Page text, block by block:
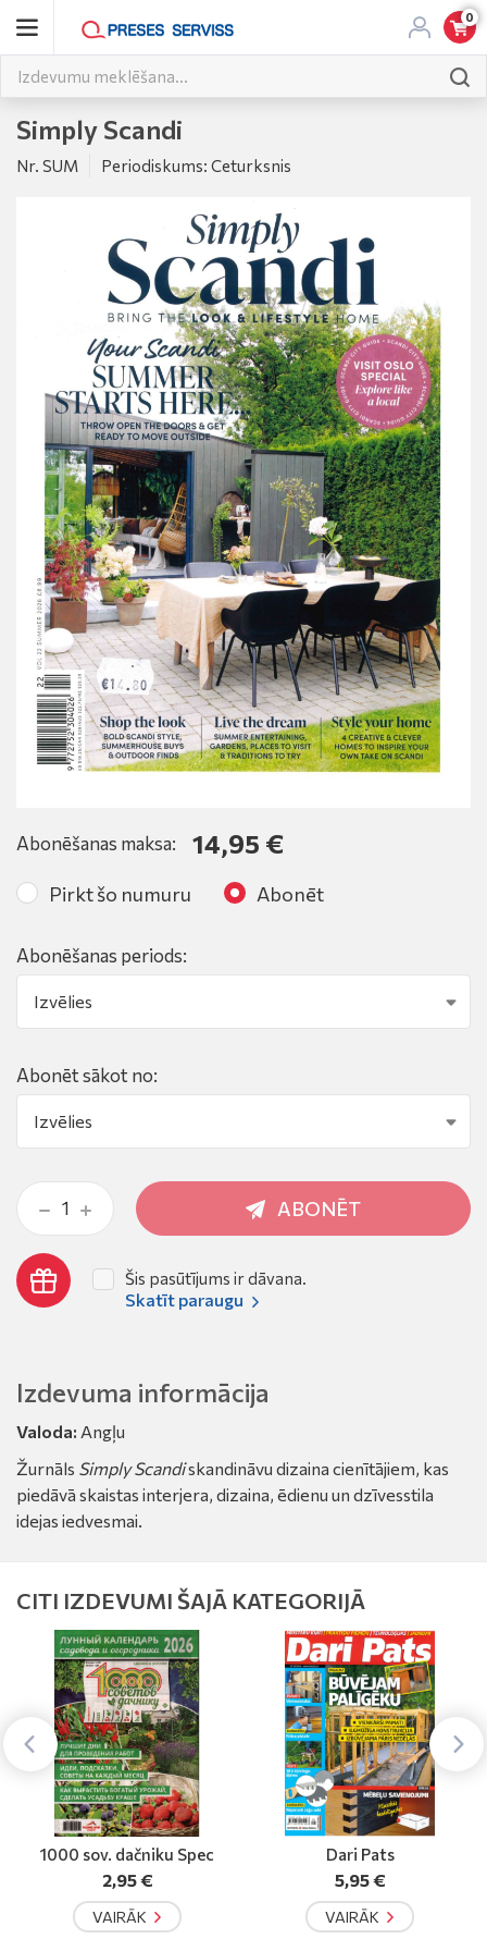
0
Simply Scandi
Nr. SUM Periodiskums: Ceturksnis
Abonēšanas maksa: 14,95 €
Pirkt šo numuru Abonēt
Abonēšanas periods:
Abonēt sākot no:
ABONĒT
Šis pasūtījums ir dāvana.
Skatīt paraugu
Izdevuma informācija
Valoda: Angļu
Žurnāls Simply Scandiskandināvu dizaina cienītājiem, kas
piedāvā skaistas interjera, dizaina, ēdienu un dzīvesstila
idejas iedvesmai.
CITI IZDEVUMI ŠAJĀ KATEGORIJĀ
Dari Pats
5,95 €
VAIRĀK
Blooms Deco
no9,95 €
VAIRĀK